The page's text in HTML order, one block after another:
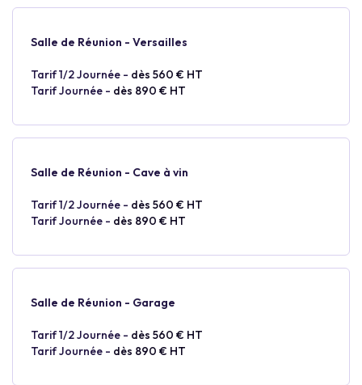
Salle de Réunion - Versailles
Tarif 1/2 Journée - dès 560 € HT
Tarif Journée - dès 890 € HT
Salle de Réunion - Cave à vin
Tarif 1/2 Journée - dès 560 € HT
Tarif Journée - dès 890 € HT
Salle de Réunion - Garage
Tarif 1/2 Journée - dès 560 € HT
Tarif Journée - dès 890 € HT